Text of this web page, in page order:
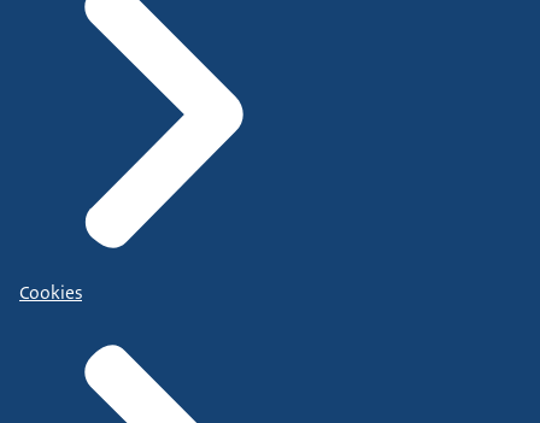
Cookies